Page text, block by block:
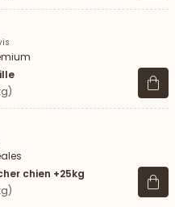
Voir
chien +25kg
Voir